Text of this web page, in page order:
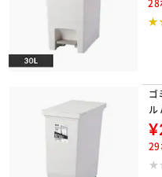
28
ゴ
ル